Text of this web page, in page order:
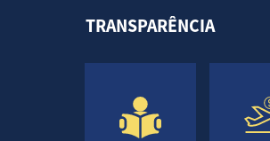
TRANSPARÊNCIA